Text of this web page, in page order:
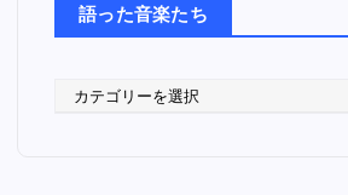
語った音楽たち